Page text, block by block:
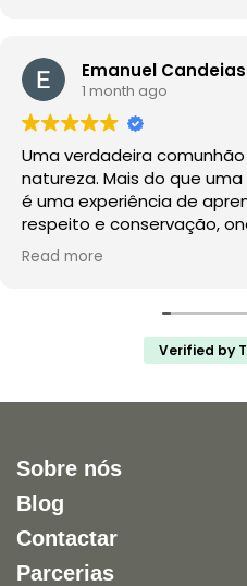
Emanuel Candeias
1 month ago
Uma verdadeira
natureza. Mais do que
é uma experiência de
respeito e conservação,
observação da fauna e da
A Rewilding Portugal
turismo de natureza e da
experiência, a
conhecimento e a
entretenimento humano.
Uma experiência
recomendável para quem
de forma ética e
Read more
Verified by
Sobre nós
Blog
Contactar
Parcerias